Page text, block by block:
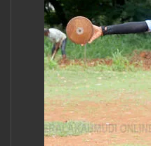
NEWS 360
CASE DIARY
CINEMA